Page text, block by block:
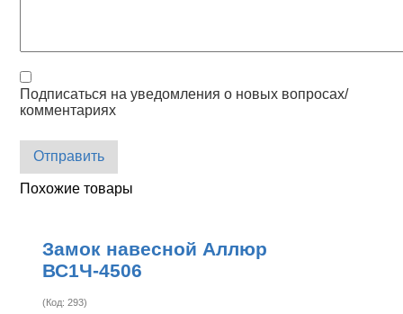
Подписаться на уведомления о новых вопросах/
комментариях
Отправить
Похожие товары
Замок навесной Аллюр
ВС1Ч-4506
(Код:293)